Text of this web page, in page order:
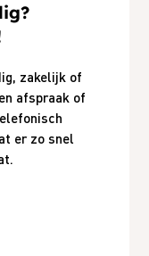
zakelijk of
afspraak of
er zo snel